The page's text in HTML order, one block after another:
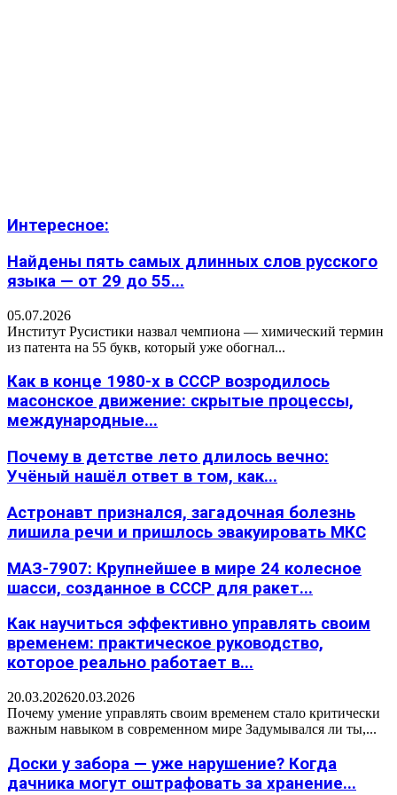
Интересное:
Найдены пять самых длинных слов русского
языка — от 29 до 55...
05.07.2026
Институт Русистики назвал чемпиона — химический термин
из патента на 55 букв, который уже обогнал...
Как в конце 1980-х в СССР возродилось
масонское движение: скрытые процессы,
международные...
Почему в детстве лето длилось вечно:
Учёный нашёл ответ в том, как...
Астронавт признался, загадочная болезнь
лишила речи и пришлось эвакуировать МКС
МАЗ-7907: Крупнейшее в мире 24 колесное
шасси, созданное в СССР для ракет...
Как научиться эффективно управлять своим
временем: практическое руководство,
которое реально работает в...
20.03.202620.03.2026
Почему умение управлять своим временем стало критически
важным навыком в современном мире Задумывался ли ты,...
Доски у забора — уже нарушение? Когда
дачника могут оштрафовать за хранение...